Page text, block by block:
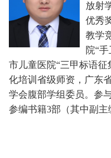
放射
优秀
教学
院“
市儿童医院“三甲标语
化培训省级师资，广东
学会腹部学组委员。 参
参编书籍3部（其中副主